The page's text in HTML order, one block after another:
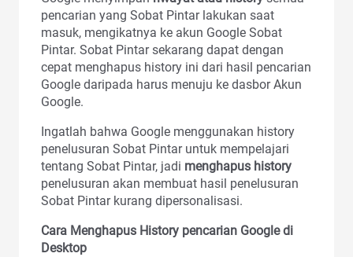
pencarian yang Sobat Pintar lakukan saat
masuk, mengikatnya ke akun Google Sobat
Pintar. Sobat Pintar sekarang dapat dengan
cepat menghapus history ini dari hasil pencarian
Google daripada harus menuju ke dasbor Akun
Google.
Ingatlah bahwa Google menggunakan history
penelusuran Sobat Pintar untuk mempelajari
tentang Sobat Pintar, jadi menghapus history
penelusuran akan membuat hasil penelusuran
Sobat Pintar kurang dipersonalisasi.
Cara Menghapus History pencarian Google di
Desktop